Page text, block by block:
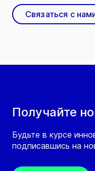
Получайте
Будьте в курсе
подписавшись на
Связаться с